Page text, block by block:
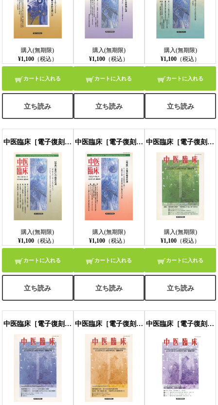
購入(無期限)
¥1,100（税込）
カートに入れる
立ち読み
購入(無期限)
¥1,100 （税込）
カートに入れる
立ち読み
購入(無期限)
¥1,100 （税込）
カートに入れる
立ち読み
中医臨床［電子復刻版］通巻94号
購入(無期限)
¥1,100（税込）
カートに入れる
立ち読み
中医臨床［電子復刻版］通巻95号
購入(無期限)
¥1,100 （税込）
カートに入れる
立ち読み
中医臨床［電子復刻版］通巻96号
購入(無期限)
¥1,100 （税込）
カートに入れる
立ち読み
中医臨床［電子復刻版］通巻97号 中医臨床［電子復刻版］通巻98号 中医臨床［電子復刻版］通巻99号